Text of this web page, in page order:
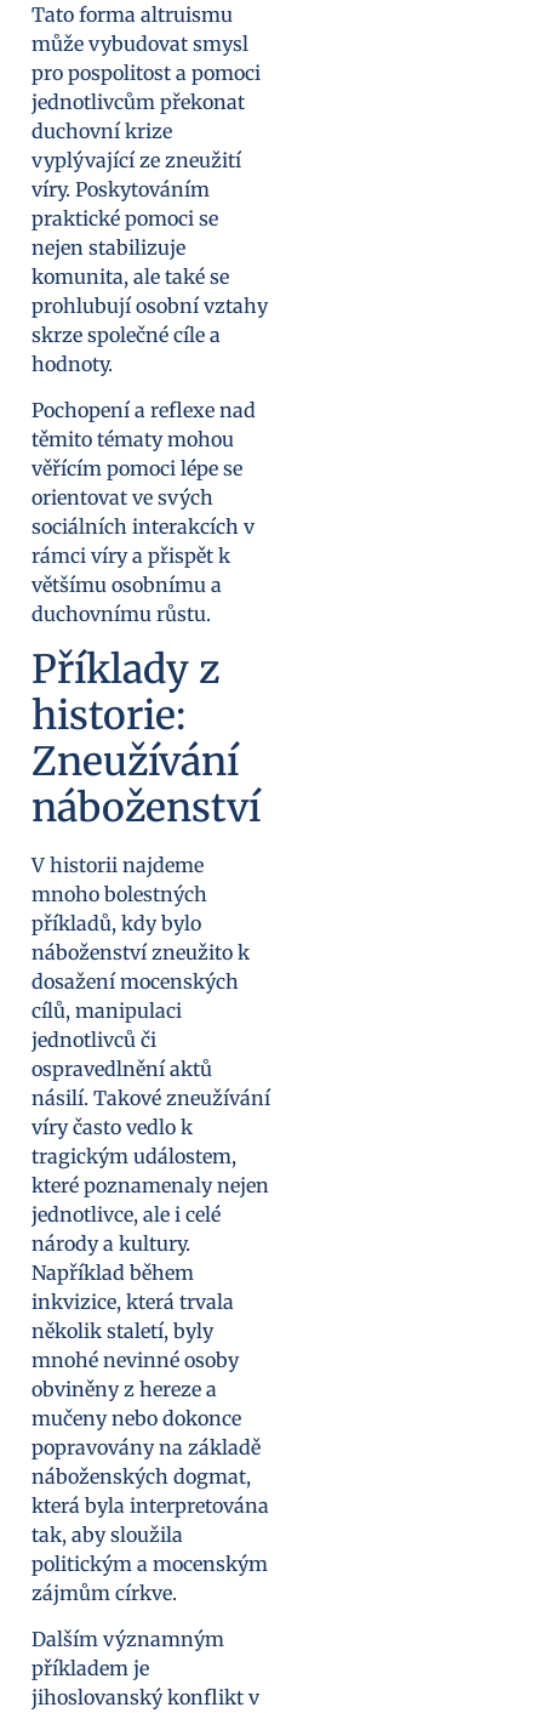
Tato forma altruismu
může vybudovat smysl
pro pospolitost a pomoci
jednotlivcům překonat
duchovní krize
vyplývající ze zneužití
víry. Poskytováním
praktické pomoci se
nejen stabilizuje
komunita, ale také se
prohlubují osobní vztahy
skrze společné cíle a
hodnoty.
Pochopení a reflexe nad
těmito tématy mohou
věřícím pomoci lépe se
orientovat ve svých
sociálních interakcích v
rámci víry a přispět k
většímu osobnímu a
duchovnímu růstu.
Příklady z
historie:
Zneužívání
náboženství
V historii najdeme
mnoho bolestných
příkladů, kdy bylo
náboženství zneužito k
dosažení mocenských
cílů, manipulaci
jednotlivců či
ospravedlnění aktů
násilí. Takové zneužívání
víry často vedlo k
tragickým událostem,
které poznamenaly nejen
jednotlivce, ale i celé
národy a kultury.
Například během
inkvizice, která trvala
několik staletí, byly
mnohé nevinné osoby
obviněny z hereze a
mučeny nebo dokonce
popravovány na základě
náboženských dogmat,
která byla interpretována
tak, aby sloužila
politickým a mocenským
zájmům církve.
Dalším významným
příkladem je
jihoslovanský konflikt v